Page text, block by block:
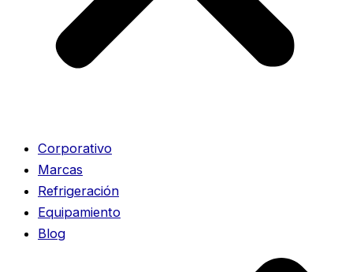
Corporativo
Marcas
Refrigeración
Equipamiento
Blog